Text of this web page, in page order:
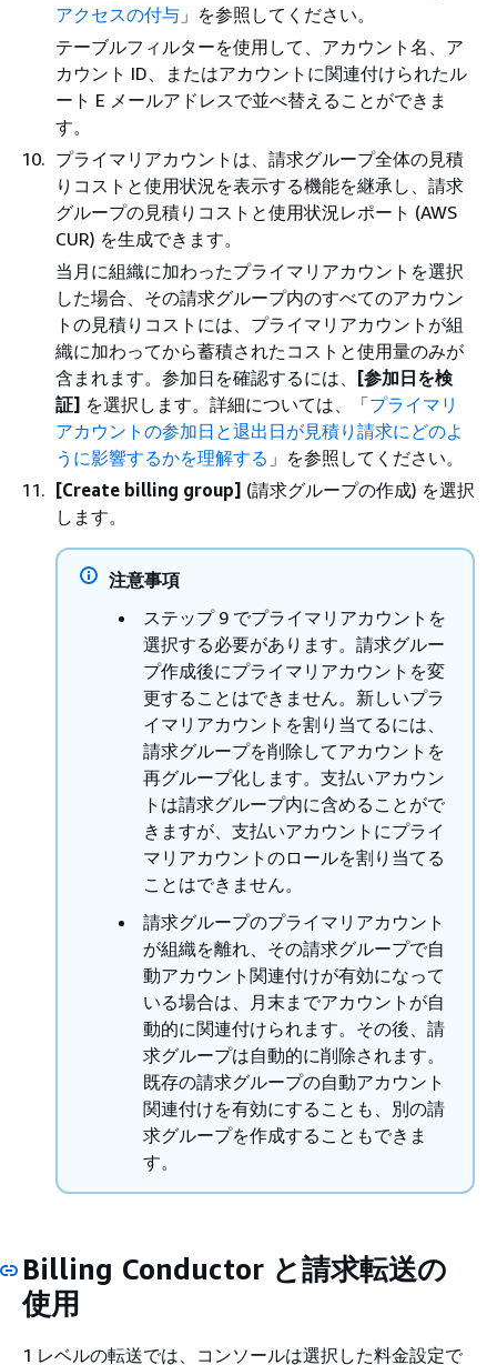
アクセスの付与 」を参照してください。
テーブルフィルターを使用して、アカウント名、ア
カウント ID、またはアカウントに関連付けられたル
ート E メールアドレスで並べ替えることができま
す。
プライマリアカウントは、請求グループ全体の見積
りコストと使用状況を表示する機能を継承し、請求
グループの見積りコストと使用状況レポート (AWS
CUR) を生成できます。
当月に組織に加わったプライマリアカウントを選択
した場合、その請求グループ内のすべてのアカウン
トの見積りコストには、プライマリアカウントが組
織に加わってから蓄積されたコストと使用量のみが
含まれます。参加日を確認するには、 [参加日を検
証] を選択します。詳細については、「プライマリ
アカウントの参加日と退出日が見積り請求にどのよ
うに影響するかを理解する 」を参照してください。
[Create billing group] (請求グループの作成) を選択
します。
注意事項
ステップ 9 でプライマリアカウントを
選択する必要があります。請求グルー
プ作成後にプライマリアカウントを変
更することはできません。新しいプラ
イマリアカウントを割り当てるには、
請求グループを削除してアカウントを
再グループ化します。支払いアカウン
トは請求グループ内に含めることがで
きますが、支払いアカウントにプライ
マリアカウントのロールを割り当てる
ことはできません。
請求グループのプライマリアカウント
が組織を離れ、その請求グループで自
動アカウント関連付けが有効になって
いる場合は、月末までアカウントが自
動的に関連付けられます。その後、請
求グループは自動的に削除されます。
既存の請求グループの自動アカウント
関連付けを有効にすることも、別の請
求グループを作成することもできま
す。
Billing Conductor と請求転送の
使用
1 レベルの転送では、コンソールは選択した料金設定で